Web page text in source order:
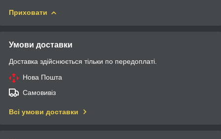
Приховати
Умови доставки
Доставка здійснюється тільки по передоплаті.
Нова Пошта
Самовивіз
Всі умови доставки